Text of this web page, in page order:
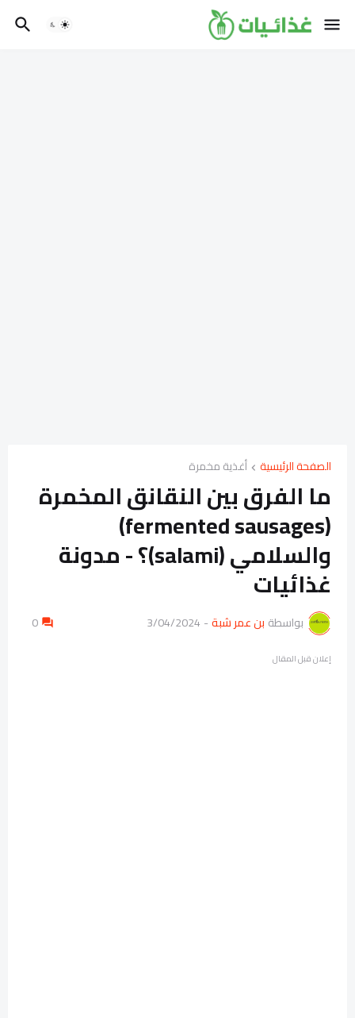
الصفحة الرئيسية أغذية مخمرة
ما الفرق بين النقانق المخمرة
(fermented sausages)
والسلامي (salami)؟ - مدونة
غذائيات
بواسطة بن عمر شبة-
3/04/2024
0
إعلان قبل المقال